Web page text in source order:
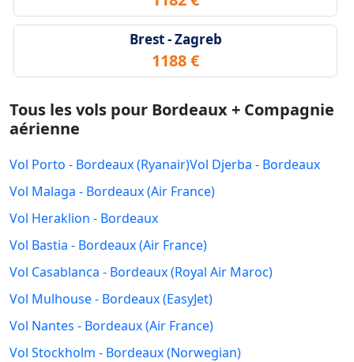
Brest - Zagreb
1188 €
Tous les vols pour Bordeaux + Compagnie
aérienne
Vol Porto - Bordeaux (Ryanair)Vol Djerba - Bordeaux
Vol Malaga - Bordeaux (Air France)
Vol Heraklion - Bordeaux
Vol Bastia - Bordeaux (Air France)
Vol Casablanca - Bordeaux (Royal Air Maroc)
Vol Mulhouse - Bordeaux (EasyJet)
Vol Nantes - Bordeaux (Air France)
Vol Stockholm - Bordeaux (Norwegian)